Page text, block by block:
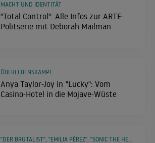
"Total Control": Alle Infos zur ARTE-
Politserie mit Deborah Mailman
MACHT UND IDENTITÄT
Anya Taylor-Joy in "Lucky": Vom
Casino-Hotel in die Mojave-Wüste
ÜBERLEBENSKAMPF
"DER BRUTALIST", "EMILIA PÉREZ", "SONIC THE HEDGEHOG 3"